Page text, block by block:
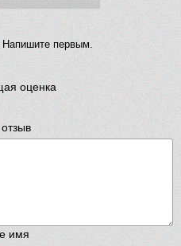
первым.
оценка
имя